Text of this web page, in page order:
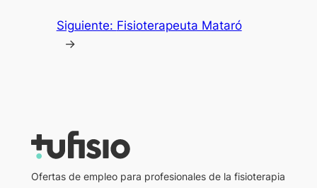
Siguiente: Fisioterapeuta Mataró
→
Ofertas de empleo para profesionales de la fisioterapia